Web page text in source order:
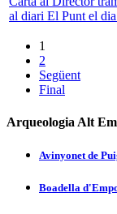
al diari El Punt el
1
2
Següent
Final
Arqueologia Alt
Avinyonet de
Boadella